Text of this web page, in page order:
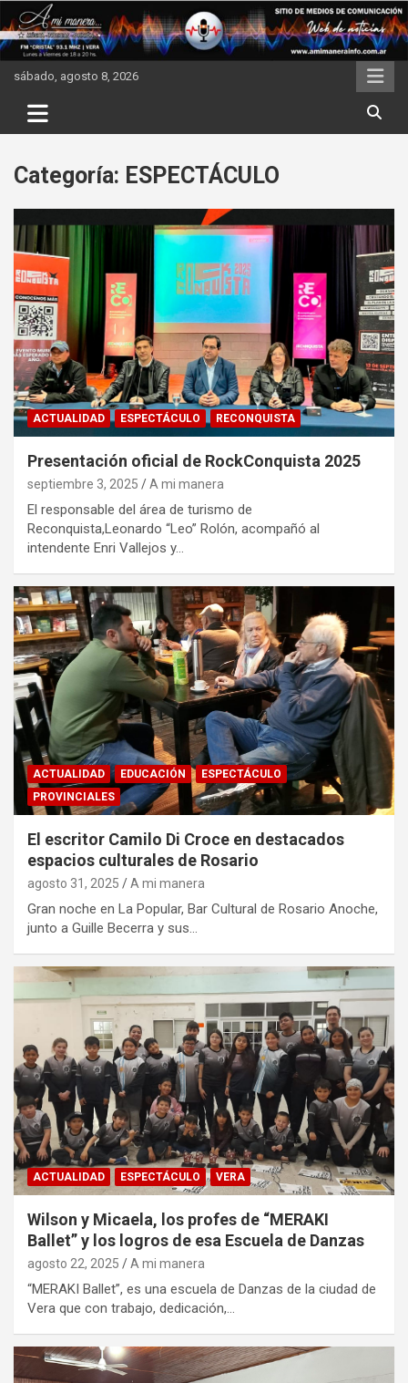
to
content
sábado, agosto 8, 2026
Categoría: ESPECTÁCULO
ACTUALIDAD ESPECTÁCULO RECONQUISTA
Presentación oficial de RockConquista 2025
septiembre 3, 2025 A mi manera
El responsable del área de turismo de
Reconquista,Leonardo “Leo” Rolón, acompañó al
intendente Enri Vallejos y…
ACTUALIDAD EDUCACIÓN
ESPECTÁCULO
PROVINCIALES
El escritor Camilo Di Croce en destacados
espacios culturales de Rosario
agosto 31, 2025 A mi manera
Gran noche en La Popular, Bar Cultural de Rosario Anoche,
junto a Guille Becerra y sus…
ACTUALIDAD ESPECTÁCULO VERA
Wilson y Micaela, los profes de “MERAKI
Ballet” y los logros de esa Escuela de Danzas
agosto 22, 2025 A mi manera
“MERAKI Ballet”, es una escuela de Danzas de la ciudad de
Vera que con trabajo, dedicación,…